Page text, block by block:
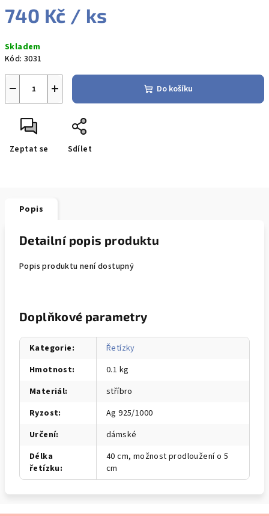
740 Kč / ks
cena:
Skladem
Kód: 3031
+
− Do košíku
Zeptat se Sdílet
Popis
Detailní popis produktu
Popis produktu není dostupný
Doplňkové parametry
Kategorie:
Řetízky
Hmotnost:
0.1 kg
Materiál:
stříbro
Ryzost:
Ag 925/1000
Určení:
dámské
Délka
řetízku:
40 cm, možnost prodloužení o 5
cm